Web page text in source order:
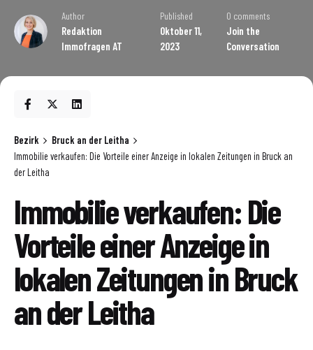
Author
Redaktion
Immofragen AT
Published
Oktober 11,
2023
0 comments
Join the
Conversation
Bezirk
Bruck an der Leitha
Immobilie verkaufen: Die Vorteile einer Anzeige in lokalen Zeitungen in Bruck an
der Leitha
Immobilie verkaufen: Die
Vorteile einer Anzeige in
lokalen Zeitungen in Bruck
an der Leitha